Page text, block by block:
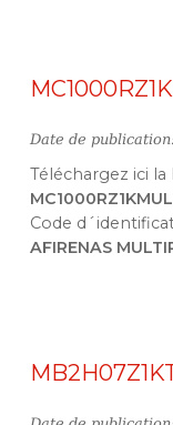
Date de
Téléchargez ici la
Code
AFIRENAS